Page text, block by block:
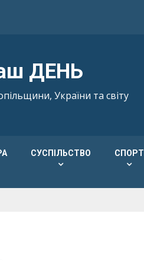
ДЕНЬ
України та світу
СУСПІЛЬСТВО СПОРТ